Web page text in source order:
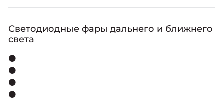
Светодиодные фары дальнего и ближнего
света
⚫
⚫
⚫
⚫